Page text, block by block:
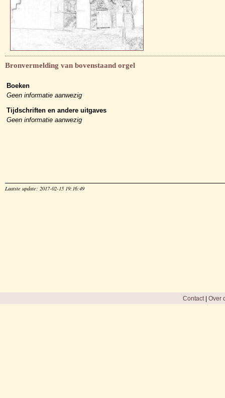
Bronvermelding van bovenstaand orgel
Boeken
Geen informatie aanwezig
Tijdschriften en andere uitgaves
Geen informatie aanwezig
Laatste update: 2017-02-15 19:16:49
Contact| Over